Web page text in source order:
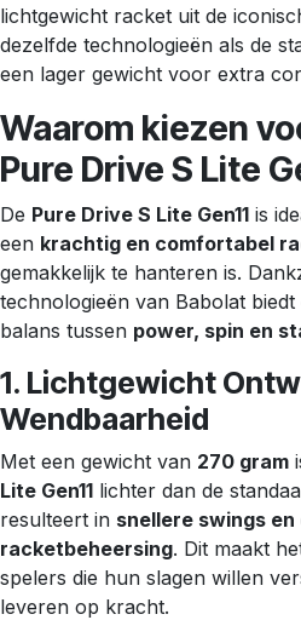
lichtgewicht racket uit de
dezelfde technologieën als de
een lager gewicht voor extra
Waarom kiezen
Pure Drive S Lite
De Pure Drive S Lite Gen11 is
een krachtig en comfortabel
gemakkelijk te hanteren is.
technologieën van Babolat
balans tussen power, spin en
1. Lichtgewicht
Wendbaarheid
Met een gewicht van 270 gram
Lite Gen11 lichter dan de
resulteert in snellere swings
racketbeheersing. Dit maakt
spelers die hun slagen willen
leveren op kracht.